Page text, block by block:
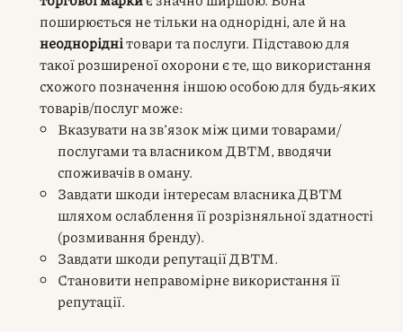
поширюється не тільки на однорідні, але й на
неодноріднітовари та послуги. Підставою для
такої розширеної охорони є те, що використання
схожого позначення іншою особою для будь-яких
товарів/послуг може:
Вказувати на зв’язок між цими товарами/
послугами та власником ДВТМ, вводячи
споживачів в оману.
Завдати шкоди інтересам власника ДВТМ
шляхом ослаблення її розрізняльної здатності
(розмивання бренду).
Завдати шкоди репутації ДВТМ.
Становити неправомірне використання її
репутації.